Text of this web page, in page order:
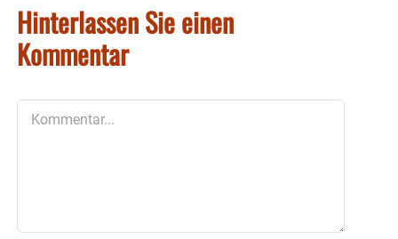
Hinterlassen Sie einen
Kommentar